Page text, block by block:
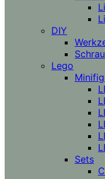
DIY
Lego
Sets